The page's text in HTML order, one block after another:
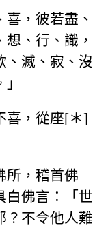
，彼若盡、
、行、識，
、滅、寂、沒
喜，從座[＊]
所，稽首佛
白佛言：「世
？不令他人難